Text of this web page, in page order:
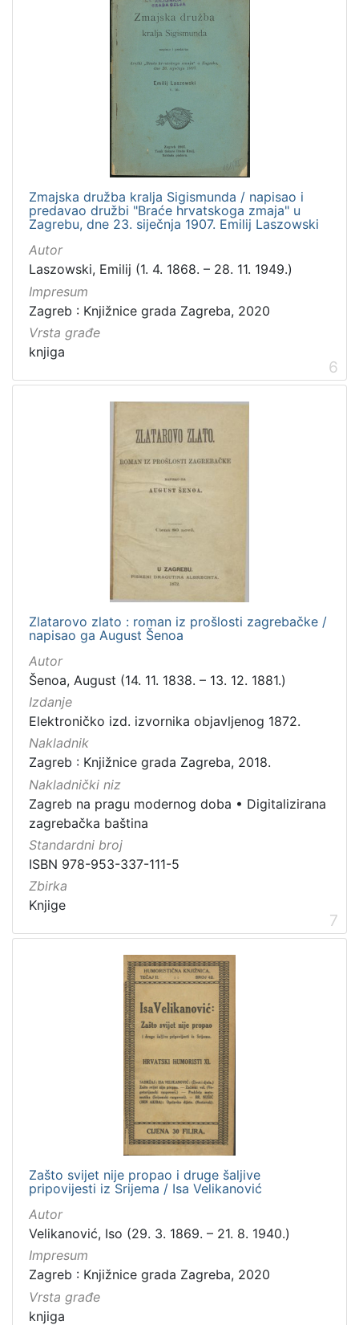
Zmajska družba kralja Sigismunda / napisao i
predavao družbi "Braće hrvatskoga zmaja" u
Zagrebu, dne 23. siječnja 1907. Emilij Laszowski
Autor
Laszowski, Emilij (1. 4. 1868. – 28. 11. 1949.)
Impresum
Zagreb : Knjižnice grada Zagreba, 2020
Vrsta građe
knjiga
6
Zlatarovo zlato : roman iz prošlosti zagrebačke /
napisao ga August Šenoa
Autor
Šenoa, August (14. 11. 1838. – 13. 12. 1881.)
Izdanje
Elektroničko izd. izvornika objavljenog 1872.
Nakladnik
Zagreb : Knjižnice grada Zagreba, 2018.
Nakladnički niz
Zagreb na pragu modernog doba • Digitalizirana
zagrebačka baština
Standardni broj
ISBN 978-953-337-111-5
Zbirka
Knjige
7
Zašto svijet nije propao i druge šaljive
pripovijesti iz Srijema / Isa Velikanović
Autor
Velikanović, Iso (29. 3. 1869. – 21. 8. 1940.)
Impresum
Zagreb : Knjižnice grada Zagreba, 2020
Vrsta građe
knjiga